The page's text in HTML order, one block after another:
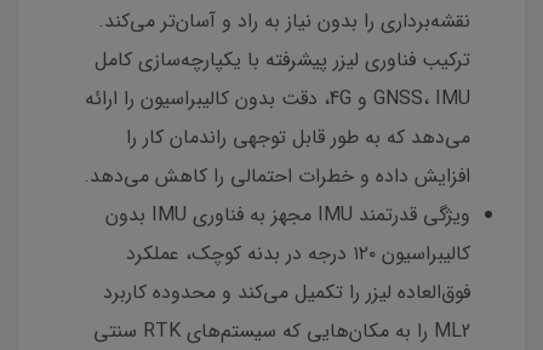
نقشه‌برداری را بدون نیاز به راد و آسان‌تر می‌کند.
ترکیب فناوری لیزر پیشرفته با یکپارچه‌سازی کامل
GNSS، IMU و 4G، دقت بدون کالیبراسیون را ارائه
می‌دهد که به طور قابل توجهی راندمان کار را
افزایش داده و خطرات احتمالی را کاهش می‌دهد.
ویژگی قدرتمند IMU مجهز به فناوری IMU بدون
کالیبراسیون ۱۲۰ درجه در بدنه کوچک، عملکرد
فوق‌العاده لیزر را تکمیل می‌کند و محدوده کاربرد
ML2 را به مکان‌هایی که سیستم‌های RTK سنتی